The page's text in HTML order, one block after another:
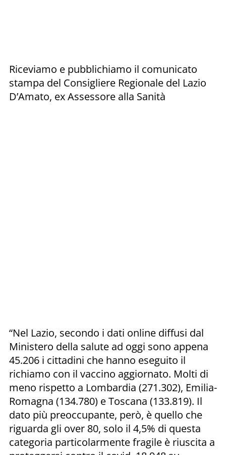
Riceviamo e pubblichiamo il comunicato
stampa del Consigliere Regionale del Lazio
D’Amato, ex Assessore alla Sanità
“Nel Lazio, secondo i dati online diffusi dal
Ministero della salute ad oggi sono appena
45.206 i cittadini che hanno eseguito il
richiamo con il vaccino aggiornato. Molti di
meno rispetto a Lombardia (271.302), Emilia-
Romagna (134.780) e Toscana (133.819). Il
dato più preoccupante, però, è quello che
riguarda gli over 80, solo il 4,5% di questa
categoria particolarmente fragile è riuscita a